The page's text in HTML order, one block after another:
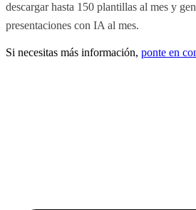
descargar hasta 150 plantillas al mes y
presentaciones con IA al mes.
Si necesitas más información, ponte en